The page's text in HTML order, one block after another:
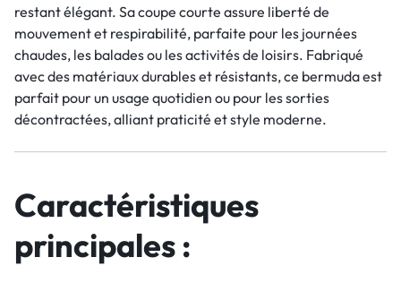
restant élégant. Sa coupe courte assure liberté de
mouvement et respirabilité, parfaite pour les journées
chaudes, les balades ou les activités de loisirs. Fabriqué
avec des matériaux durables et résistants, ce bermuda est
parfait pour un usage quotidien ou pour les sorties
décontractées, alliant praticité et style moderne.
Caractéristiques
principales :